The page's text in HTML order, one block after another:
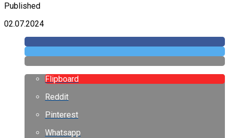
Published
02.07.2024
Flipboard
Reddit
Pinterest
Whatsapp